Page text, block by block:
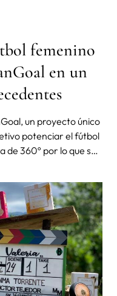
femenino
en un
un proyecto único
potenciar el fútbol
de 360º por lo que se
ganadora del Balón
Bo